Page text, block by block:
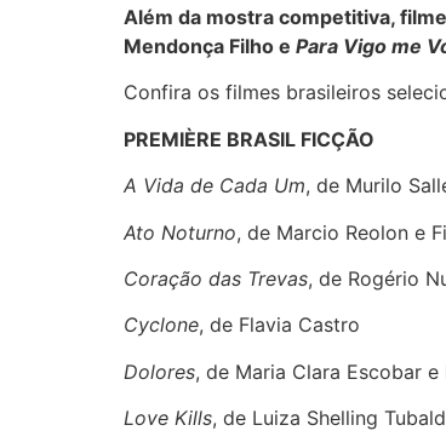
Além da mostra competitiva,
Mendonça Filho e Para Vigo me
Confira os filmes brasileiros
PREMIÈRE BRASIL FICÇÃO
A Vida de Cada Um, de Murilo
Ato Noturno, de Marcio Reolon e
Coração das Trevas, de Rogério
Cyclone, de Flavia Castro
Dolores, de Maria Clara Escobar
Love Kills, de Luiza Shelling